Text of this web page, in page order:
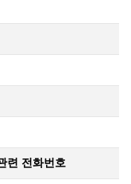
련 전화번호